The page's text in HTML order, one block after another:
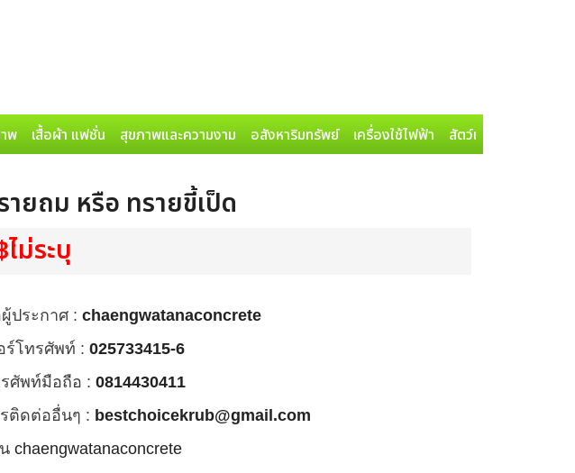
พ เสื้อผ้า แฟชั่น สุขภาพและความงาม อสังหาริมทรัพย์ เครื่องใช้ไฟฟ้า สัตว์เลี้ยง
ายถม หรือ ทรายขี้เป็ด
ไม่ระบุ
ประกาศ : chaengwatanaconcrete
ร์โทรศัพท์ : 025733415-6
ศัพท์มือถือ : 0814430411
ติดต่ออื่นๆ : bestchoicekrub@gmail.com
chaengwatanaconcrete